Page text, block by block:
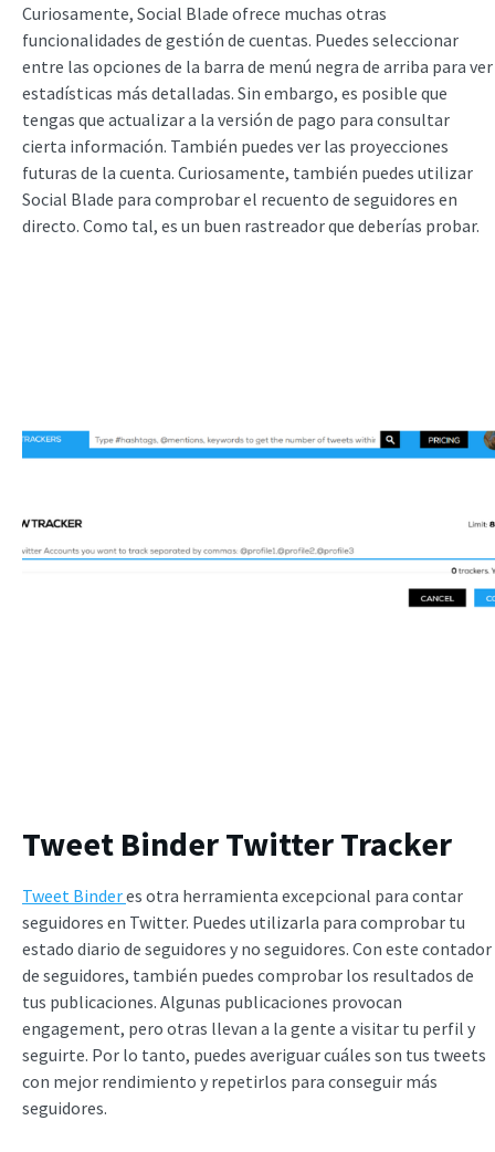
Curiosamente, Social Blade ofrece muchas otras
funcionalidades de gestión de cuentas. Puedes seleccionar
entre las opciones de la barra de menú negra de arriba para ver
estadísticas más detalladas. Sin embargo, es posible que
tengas que actualizar a la versión de pago para consultar
cierta información. También puedes ver las proyecciones
futuras de la cuenta. Curiosamente, también puedes utilizar
Social Blade para comprobar el recuento de seguidores en
directo. Como tal, es un buen rastreador que deberías probar.
Tweet Binder Twitter Tracker
Tweet Binderes otra herramienta excepcional para contar
seguidores en Twitter. Puedes utilizarla para comprobar tu
estado diario de seguidores y no seguidores. Con este contador
de seguidores, también puedes comprobar los resultados de
tus publicaciones. Algunas publicaciones provocan
engagement, pero otras llevan a la gente a visitar tu perfil y
seguirte. Por lo tanto, puedes averiguar cuáles son tus tweets
con mejor rendimiento y repetirlos para conseguir más
seguidores.